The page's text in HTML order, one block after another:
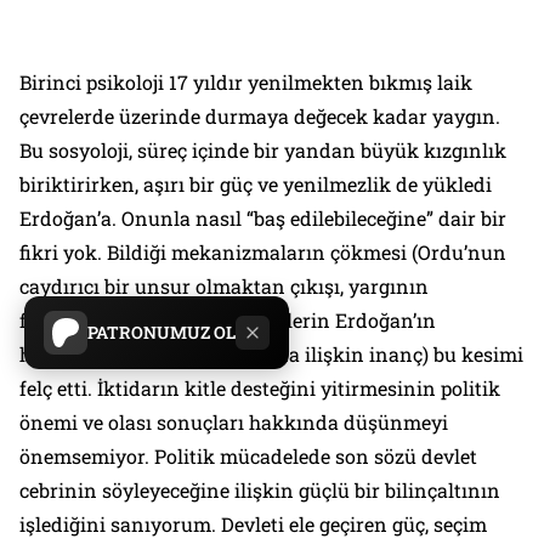
PATRONUMUZ OL
Birinci psikoloji 17 yıldır yenilmekten bıkmış laik
çevrelerde üzerinde durmaya değecek kadar yaygın.
Bu sosyoloji, süreç içinde bir yandan büyük kızgınlık
biriktirirken, aşırı bir güç ve yenilmezlik de yükledi
Erdoğan’a. Onunla nasıl “baş edilebileceğine” dair bir
fikri yok. Bildiği mekanizmaların çökmesi (Ordu’nun
caydırıcı bir unsur olmaktan çıkışı, yargının
farklılaşması ve hatta bu güçlerin Erdoğan’ın
hakimiyetine girmiş olduğuna ilişkin inanç) bu kesimi
felç etti. İktidarın kitle desteğini yitirmesinin politik
önemi ve olası sonuçları hakkında düşünmeyi
önemsemiyor. Politik mücadelede son sözü devlet
cebrinin söyleyeceğine ilişkin güçlü bir bilinçaltının
işlediğini sanıyorum. Devleti ele geçiren güç, seçim